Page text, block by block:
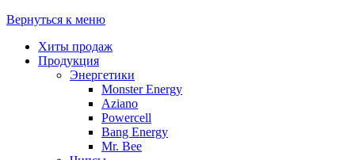
Вернуться к меню
Хиты продаж
Продукция
Энергетики
Monster Energy
Aziano
Powercell
Bang Energy
Mr. Bee